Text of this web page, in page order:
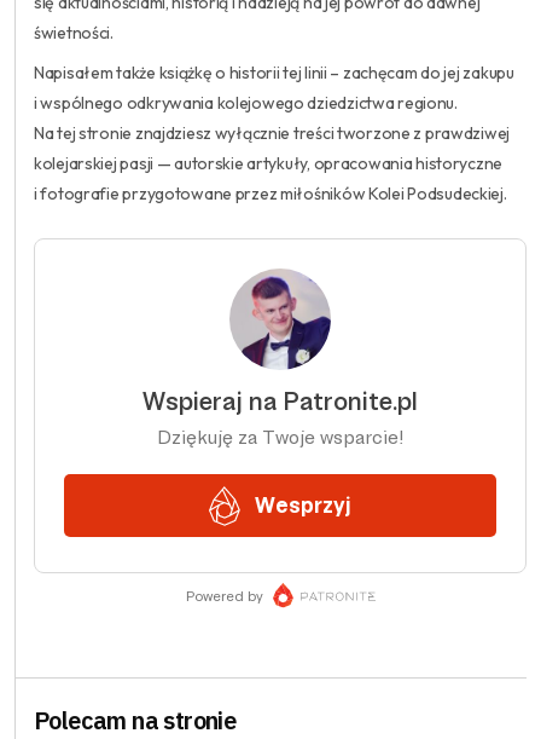
świetności.
Napisałem także książkę o historii tej linii – zachęcam do jej zakupu
i wspólnego odkrywania kolejowego dziedzictwa regionu.
Na tej stronie znajdziesz wyłącznie treści tworzone z prawdziwej
kolejarskiej pasji — autorskie artykuły, opracowania historyczne
i fotografie przygotowane przez miłośników Kolei Podsudeckiej.
Polecam na stronie